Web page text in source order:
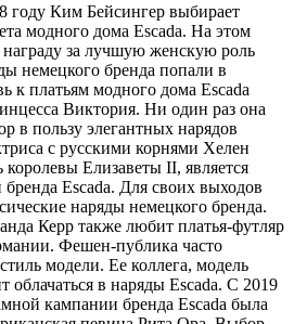
году Ким Бейсингер выбирает
модного дома Escada. На этом
награду за лучшую женскую роль
немецкого бренда попали в
к платьям модного дома Escada
Виктория. Ни один раз она
в пользу элегантных нарядов
с русскими корнями Хелен
Елизаветы II, является
Escada. Для своих выходов
наряды немецкого бренда.
Керр также любит платья-футляр
Фешен-публика часто
модели. Ее коллега, модель
в наряды Escada. С 2019
кампании бренда Escada была